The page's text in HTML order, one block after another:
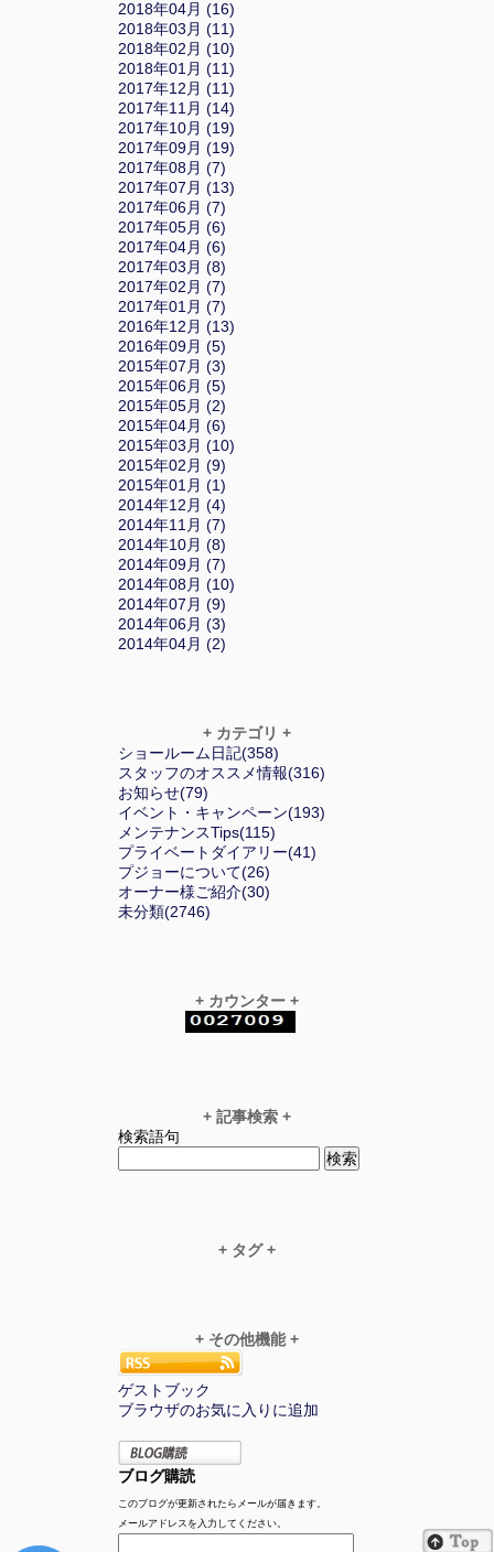
2018年04月 (16)
2018年03月 (11)
2018年02月 (10)
2018年01月 (11)
2017年12月 (11)
2017年11月 (14)
2017年10月 (19)
2017年09月 (19)
2017年08月 (7)
2017年07月 (13)
2017年06月 (7)
2017年05月 (6)
2017年04月 (6)
2017年03月 (8)
2017年02月 (7)
2017年01月 (7)
2016年12月 (13)
2016年09月 (5)
2015年07月 (3)
2015年06月 (5)
2015年05月 (2)
2015年04月 (6)
2015年03月 (10)
2015年02月 (9)
2015年01月 (1)
2014年12月 (4)
2014年11月 (7)
2014年10月 (8)
2014年09月 (7)
2014年08月 (10)
2014年07月 (9)
2014年06月 (3)
2014年04月 (2)
+ カテゴリ +
ショールーム日記(358)
スタッフのオススメ情報(316)
お知らせ(79)
イベント・キャンペーン(193)
メンテナンスTips(115)
プライベートダイアリー(41)
プジョーについて(26)
オーナー様ご紹介(30)
未分類(2746)
+ カウンター +
+ 記事検索 +
検索語句
+ タグ +
+ その他機能 +
ゲストブック
ブラウザのお気に入りに追加
ブログ購読
このブログが更新されたらメールが届きます。
メールアドレスを入力してください。